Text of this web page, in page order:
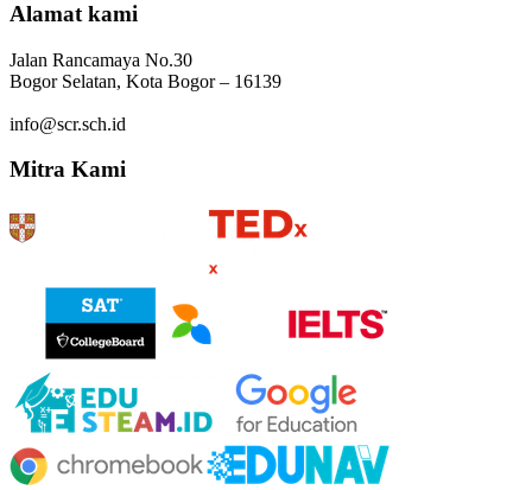
Alamat kami
Jalan Rancamaya No.30
Bogor Selatan, Kota Bogor – 16139
info@scr.sch.id
Mitra Kami